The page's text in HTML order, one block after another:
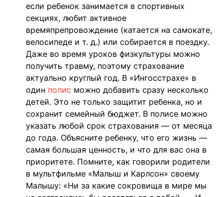
если ребенок занимается в спортивных
секциях, любит активное
времяпрепровождение (катается на самокате,
велосипеде и т. д.) или собирается в поездку.
Даже во время уроков физкультуры можно
получить травму, поэтому страхование
актуально круглый год. В «Ингосстрахе» в
один полис можно добавить сразу несколько
детей. Это не только защитит ребенка, но и
сохранит семейный бюджет. В полисе можно
указать любой срок страхования — от месяца
до года. Объясните ребенку, что его жизнь —
самая большая ценность, и что для вас она в
приоритете. Помните, как говорили родители
в мультфильме «Малыш и Карлсон» своему
Малышу: «Ни за какие сокровища в мире мы